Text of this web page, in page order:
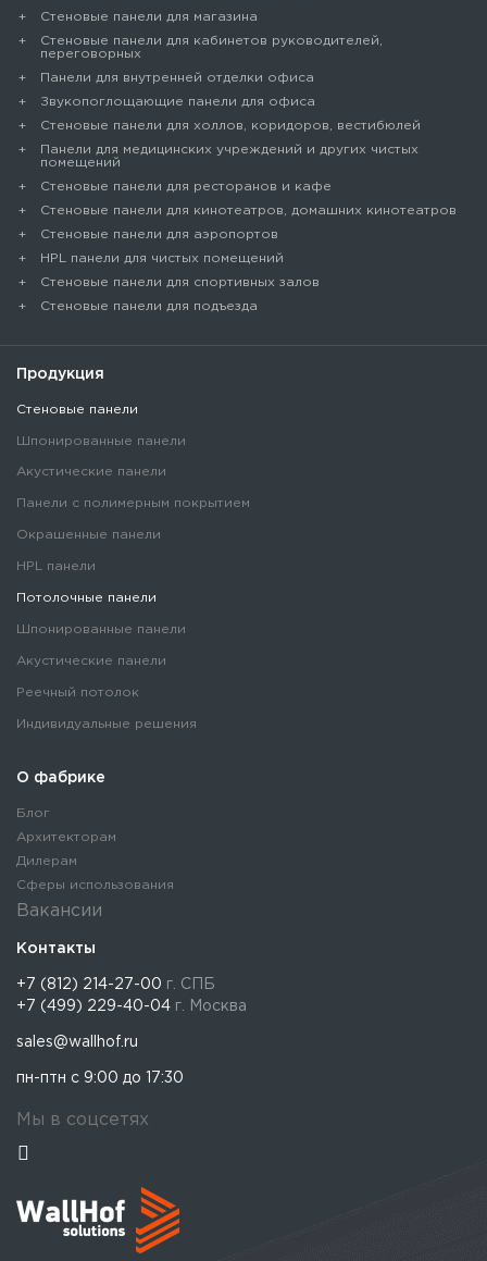
Стеновые панели для магазина
Стеновые панели для кабинетов руководителей,
переговорных
Панели для внутренней отделки офиса
Звукопоглощающие панели для офиса
Стеновые панели для холлов, коридоров, вестибюлей
Панели для медицинских учреждений и других чистых
помещений
Стеновые панели для ресторанов и кафе
Стеновые панели для кинотеатров, домашних кинотеатров
Стеновые панели для аэропортов
HPL панели для чистых помещений
Стеновые панели для спортивных залов
Стеновые панели для подъезда
Контакты
+7 (812) 214-27-00 г. СПБ
+7 (499) 229-40-04 г. Москва
sales@wallhof.ru
пн-птн с 9:00 до 17:30
Мы в соцсетях
Продукция
Стеновые панели
Шпонированные панели
Акустические панели
Панели с полимерным покрытием
Окрашенные панели
HPL панели
Потолочные панели
Шпонированные панели
Акустические панели
Реечный потолок
Индивидуальные решения
О фабрике
Блог
Архитекторам
Дилерам
Сферы использования
Вакансии